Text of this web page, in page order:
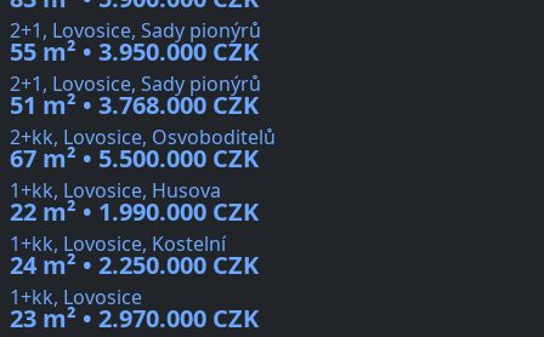
2+1, Lovosice, Sady pionýrů
55 m² • 3.950.000 CZK
2+1, Lovosice, Sady pionýrů
51 m² • 3.768.000 CZK
2+kk, Lovosice, Osvoboditelů
67 m² • 5.500.000 CZK
1+kk, Lovosice, Husova
22 m² • 1.990.000 CZK
1+kk, Lovosice, Kostelní
24 m² • 2.250.000 CZK
1+kk, Lovosice
23 m² • 2.970.000 CZK